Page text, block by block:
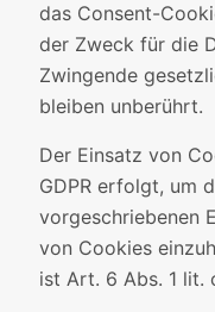
das Consent-
der Zweck für die
Zwingende
bleiben unberührt.
Der Einsatz von
GDPR erfolgt, um
vorgeschriebenen
von Cookies
ist Art. 6 Abs. 1 lit.